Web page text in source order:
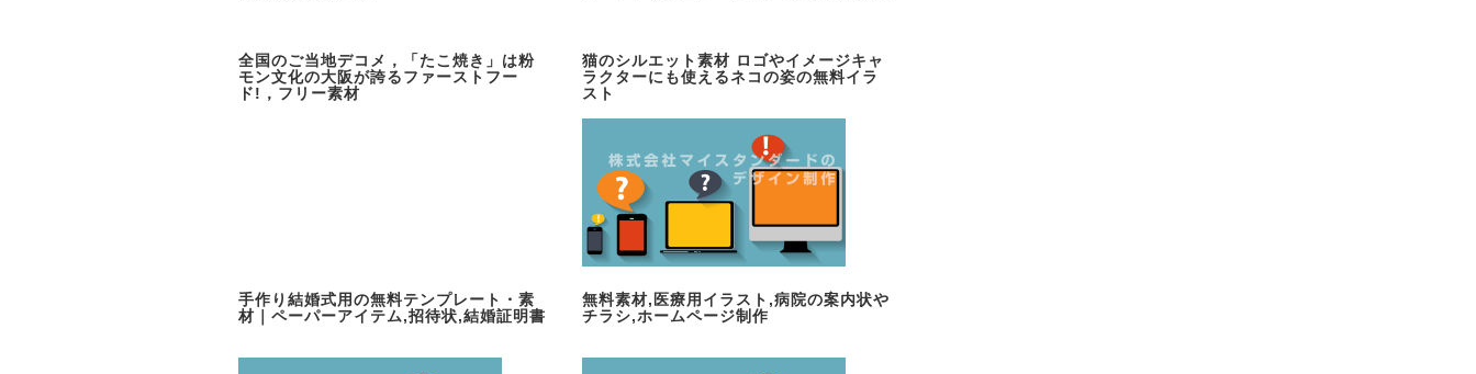
全国のご当地デコメ，「たこ焼き」は粉
モン文化の大阪が誇るファーストフー
ド!，フリー素材
猫のシルエット素材 ロゴやイメージキャ
ラクターにも使えるネコの姿の無料イラ
スト
手作り結婚式用の無料テンプレート・素
材｜ペーパーアイテム,招待状,結婚証明書
無料素材,医療用イラスト,病院の案内状や
チラシ,ホームページ制作